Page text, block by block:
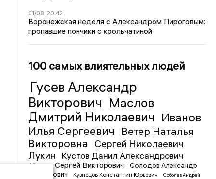
01/08 20:42
Воронежская неделя с Александром Пироговым:
пропавшие пончики с крольчатиной
100 самых влиятельных людей
Гусев Александр
Викторович Маслов
Дмитрий Николаевич Иванов
Илья Сергеевич
Ветер Наталья
Викторовна
Сергей Николаевич
Лукин
Кустов Данил Александрович
Чижов Сергей Викторович
Солодов Александр
Михайлович
Кузнецов Константин Юрьевич
Соболев Андрей